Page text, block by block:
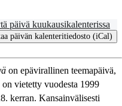
päivä kuukausikalenterissa
päivän kalenteritiedosto (iCal)
on epävirallinen teemapäivä,
vietetty vuodesta 1999
kerran. Kansainvälisesti